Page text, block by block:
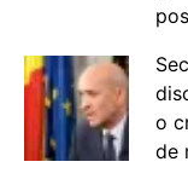
o
de